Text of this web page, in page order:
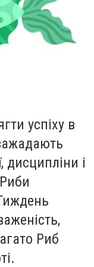
успiху в
дисциплiни i
Риб